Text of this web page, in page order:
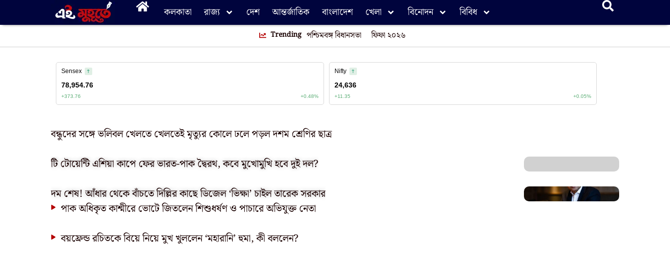
কলকাতা রাজ্য দেশ আন্তর্জাতিক বাংলাদেশ খেলা বিনোদন বিবিধ
Trending পশ্চিমবঙ্গ বিধানসভা ফিফা ২০২৬
বন্ধুদের সঙ্গে ভলিবল খেলতে খেলতেই মৃত্যুর কোলে ঢলে পড়ল দশম শ্রেণির ছাত্র
টি টোয়েন্টি এশিয়া কাপে ফের ভারত-পাক দ্বৈরথ, কবে মুখোমুখি হবে দুই দল?
দম শেষ! আঁধার থেকে বাঁচতে দিল্লির কাছে ডিজেল ‘ভিক্ষা’ চাইল তারেক সরকার
পাক অধিকৃত কাশ্মীরে ভোটে জিতলেন শিশুধর্ষণ ও পাচারে অভিযুক্ত নেতা
বয়ফ্রেন্ড রচিতকে বিয়ে নিয়ে মুখ খুললেন ‘মহারানি’ হুমা, কী বললেন?